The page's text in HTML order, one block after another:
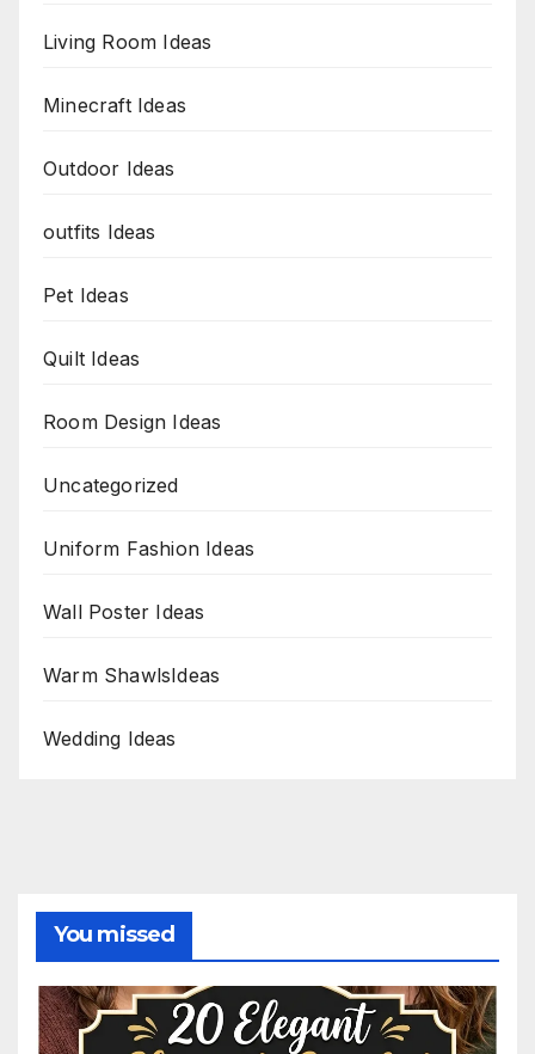
Living Room Ideas
Minecraft Ideas
Outdoor Ideas
outfits Ideas
Pet Ideas
Quilt Ideas
Room Design Ideas
Uncategorized
Uniform Fashion Ideas
Wall Poster Ideas
Warm ShawlsIdeas
Wedding Ideas
You missed